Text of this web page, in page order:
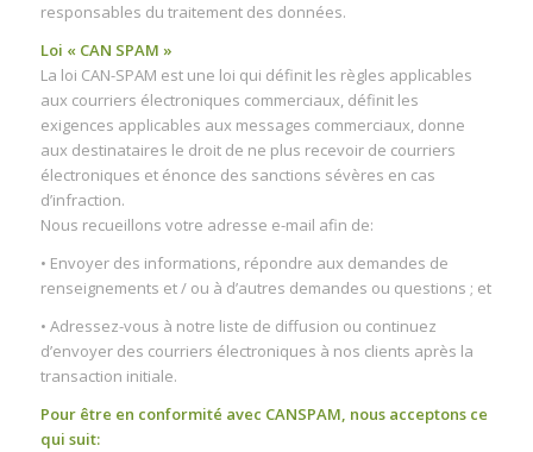
responsables du traitement des données.
Loi « CAN SPAM »
La loi CAN-SPAM est une loi qui définit les règles applicables
aux courriers électroniques commerciaux, définit les
exigences applicables aux messages commerciaux, donne
aux destinataires le droit de ne plus recevoir de courriers
électroniques et énonce des sanctions sévères en cas
d’infraction.
Nous recueillons votre adresse e-mail afin de:
• Envoyer des informations, répondre aux demandes de
renseignements et / ou à d’autres demandes ou questions ; et
• Adressez-vous à notre liste de diffusion ou continuez
d’envoyer des courriers électroniques à nos clients après la
transaction initiale.
Pour être en conformité avec CANSPAM, nous acceptons ce
qui suit: